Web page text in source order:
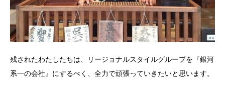
残されたわたしたちは、リージョナルスタイルグループを『銀河
系一の会社』にするべく、全力で頑張っていきたいと思います。